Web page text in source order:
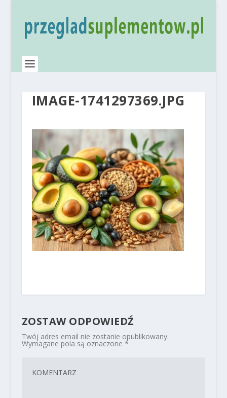
IMAGE-1741297369.JPG
ZOSTAW ODPOWIEDŹ
Twój adres email nie zostanie opublikowany.
Wymagane pola są oznaczone *